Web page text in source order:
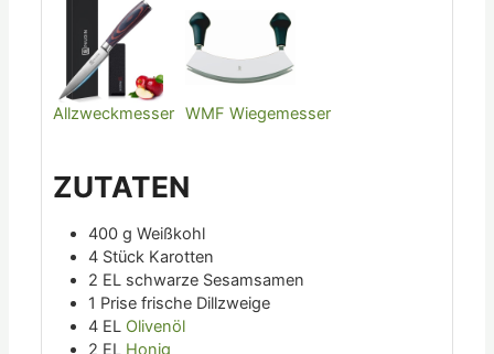
Allzweckmesser WMF Wiegemesser
ZUTATEN
400 g Weißkohl
4 Stück Karotten
2 EL schwarze Sesamsamen
1 Prise frische Dillzweige
4 EL Olivenöl
2 EL Honig